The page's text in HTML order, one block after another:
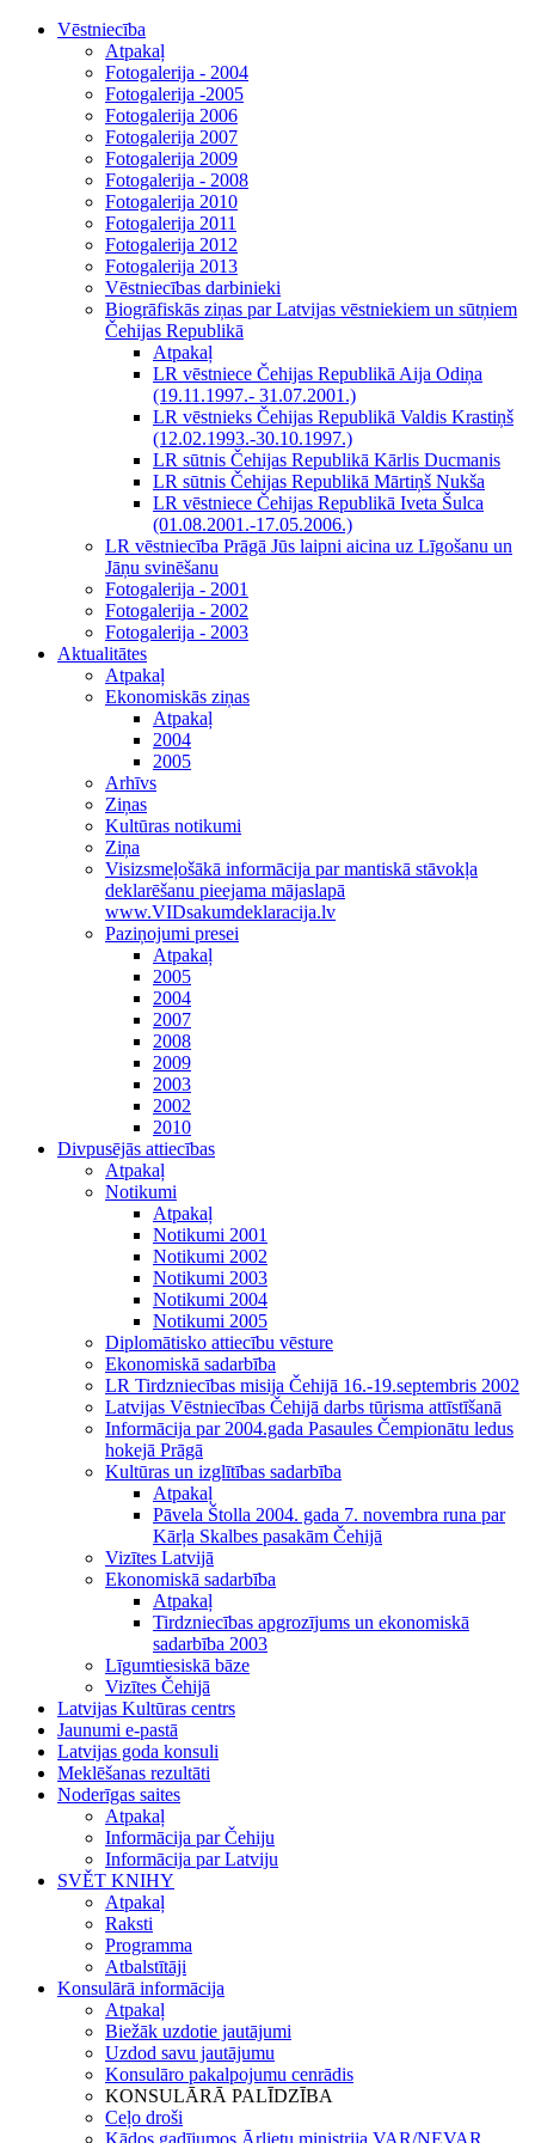
Vēstniecība
Atpakaļ
Fotogalerija - 2004
Fotogalerija -2005
Fotogalerija 2006
Fotogalerija 2007
Fotogalerija 2009
Fotogalerija - 2008
Fotogalerija 2010
Fotogalerija 2011
Fotogalerija 2012
Fotogalerija 2013
Vēstniecības darbinieki
Biogrāfiskās ziņas par Latvijas vēstniekiem un sūtņiem
Čehijas Republikā
Atpakaļ
LR vēstniece Čehijas Republikā Aija Odiņa
(19.11.1997.- 31.07.2001.)
LR vēstnieks Čehijas Republikā Valdis Krastiņš
(12.02.1993.-30.10.1997.)
LR sūtnis Čehijas Republikā Kārlis Ducmanis
LR sūtnis Čehijas Republikā Mārtiņš Nukša
LR vēstniece Čehijas Republikā Iveta Šulca
(01.08.2001.-17.05.2006.)
LR vēstniecība Prāgā Jūs laipni aicina uz Līgošanu un
Jāņu svinēšanu
Fotogalerija - 2001
Fotogalerija - 2002
Fotogalerija - 2003
Aktualitātes
Atpakaļ
Ekonomiskās ziņas
Atpakaļ
2004
2005
Arhīvs
Ziņas
Kultūras notikumi
Ziņa
Visizsmeļošākā informācija par mantiskā stāvokļa
deklarēšanu pieejama mājaslapā
www.VIDsakumdeklaracija.lv
Paziņojumi presei
Atpakaļ
2005
2004
2007
2008
2009
2003
2002
2010
Divpusējās attiecības
Atpakaļ
Notikumi
Atpakaļ
Notikumi 2001
Notikumi 2002
Notikumi 2003
Notikumi 2004
Notikumi 2005
Diplomātisko attiecību vēsture
Ekonomiskā sadarbība
LR Tirdzniecības misija Čehijā 16.-19.septembris 2002
Latvijas Vēstniecības Čehijā darbs tūrisma attīstīšanā
Informācija par 2004.gada Pasaules Čempionātu ledus
hokejā Prāgā
Kultūras un izglītības sadarbība
Atpakaļ
Pāvela Štolla 2004. gada 7. novembra runa par
Kārļa Skalbes pasakām Čehijā
Vizītes Latvijā
Ekonomiskā sadarbība
Atpakaļ
Tirdzniecības apgrozījums un ekonomiskā
sadarbība 2003
Līgumtiesiskā bāze
Vizītes Čehijā
Latvijas Kultūras centrs
Jaunumi e-pastā
Latvijas goda konsuli
Meklēšanas rezultāti
Noderīgas saites
Atpakaļ
Informācija par Čehiju
Informācija par Latviju
SVĚT KNIHY
Atpakaļ
Raksti
Programma
Atbalstītāji
Konsulārā informācija
Atpakaļ
Biežāk uzdotie jautājumi
Uzdod savu jautājumu
Konsulāro pakalpojumu cenrādis
KONSULĀRĀ PALĪDZĪBA
Ceļo droši
Kādos gadījumos Ārlietu ministrija VAR/NEVAR